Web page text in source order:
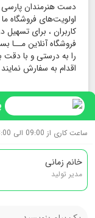
ساعت کاری از 09:00 الی 18:00
خانم زمانی
مدیر تولید
دست هنرمندان پارسی
اولویت‌های فروشگاه
کاربران ، برای
فروشگاه آنلاین مــا
را به درستی و با دقت
اقدام به سفارش